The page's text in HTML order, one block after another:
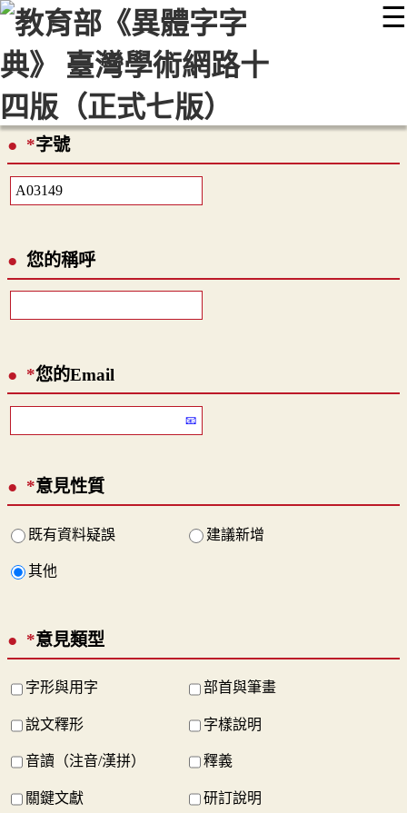
☰
::: 最新消息 常見問題 編輯說明
顯示模式
*字號
您的稱呼
*您的Email
*意見性質
既有資料疑誤 建議新增
其他
*意見類型
字形與用字 部首與筆畫
說文釋形 字樣說明
音讀（注音/漢拼） 釋義
關鍵文獻 研訂說明